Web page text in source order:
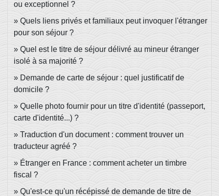
ou exceptionnel ?
Quels liens privés et familiaux peut invoquer l'étranger
pour son séjour ?
Quel est le titre de séjour délivré au mineur étranger
isolé à sa majorité ?
Demande de carte de séjour : quel justificatif de
domicile ?
Quelle photo fournir pour un titre d'identité (passeport,
carte d'identité...) ?
Traduction d'un document : comment trouver un
traducteur agréé ?
Étranger en France : comment acheter un timbre
fiscal ?
Qu'est-ce qu'un récépissé de demande de titre de